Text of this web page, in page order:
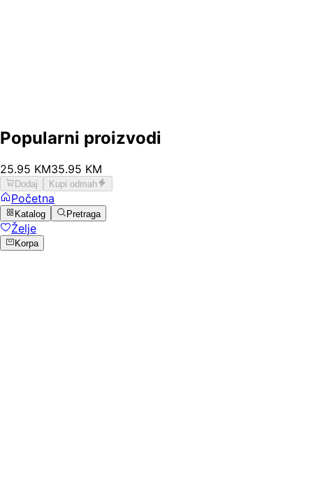
Popularni proizvodi
25.95 KM35.95 KM
Dodaj Kupi odmah
Početna
Katalog Pretraga
Želje
Korpa